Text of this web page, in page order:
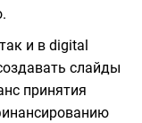
и в digital
слайды
принятия